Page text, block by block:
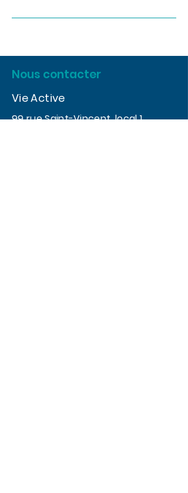
Nous contacter
Vie Active
99 rue Saint-Vincent, local 1